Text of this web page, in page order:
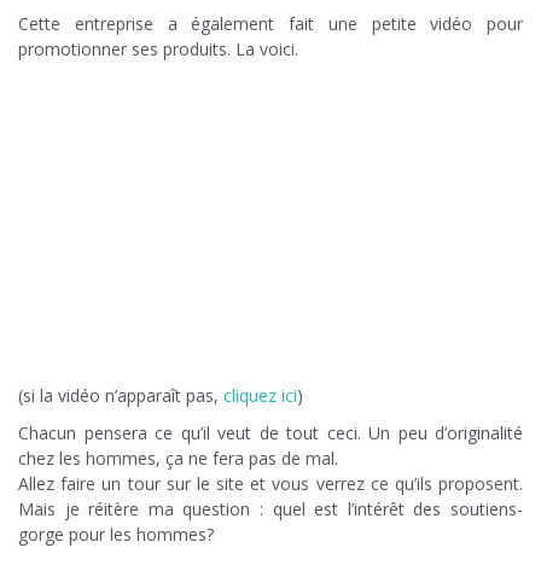
Cette entreprise a également fait une petite vidéo pour
promotionner ses produits. La voici.
(si la vidéo n’apparaît pas, cliquez ici)
Chacun pensera ce qu’il veut de tout ceci. Un peu d’originalité
chez les hommes, ça ne fera pas de mal.
Allez faire un tour sur le site et vous verrez ce qu’ils proposent.
Mais je réitère ma question : quel est l’intérêt des soutiens-
gorge pour les hommes?